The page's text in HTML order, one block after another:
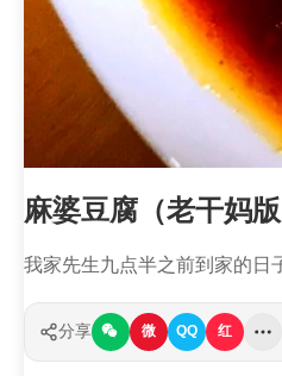
麻婆豆腐（老干妈版
我家先生九点半之前到家的日
分享 微 QQ 红